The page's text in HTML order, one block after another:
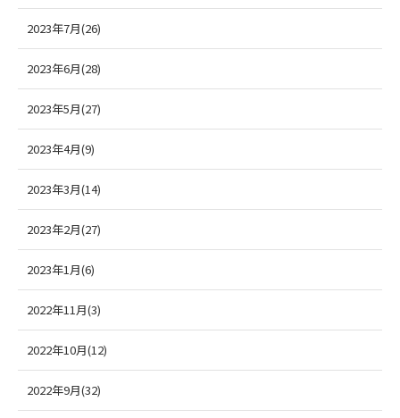
2023年7月(26)
2023年6月(28)
2023年5月(27)
2023年4月(9)
2023年3月(14)
2023年2月(27)
2023年1月(6)
2022年11月(3)
2022年10月(12)
2022年9月(32)